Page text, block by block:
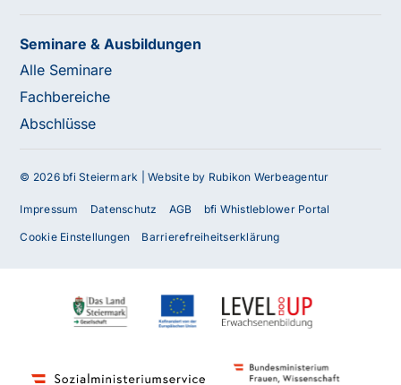
Seminare & Ausbildungen
Alle Seminare
Fachbereiche
Abschlüsse
© 2026 bfi Steiermark |Website by Rubikon Werbeagentur
Impressum Datenschutz AGB bfi Whistleblower Portal
Cookie Einstellungen Barrierefreiheitserklärung